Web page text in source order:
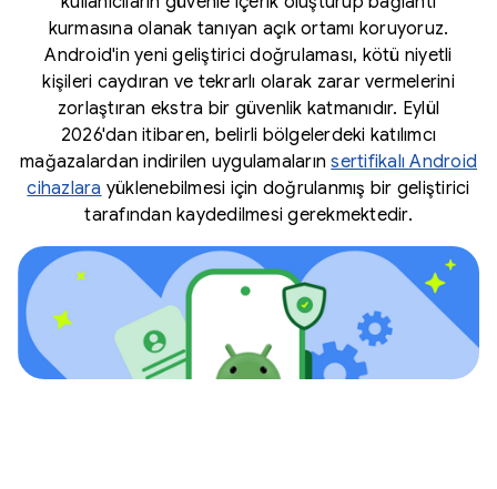
kurmasına olanak tanıyan açık ortamı koruyoruz.
Android'in yeni geliştirici doğrulaması, kötü niyetli
kişileri caydıran ve tekrarlı olarak zarar vermelerini
zorlaştıran ekstra bir güvenlik katmanıdır. Eylül
2026'dan itibaren, belirli bölgelerdeki katılımcı
mağazalardan indirilen uygulamalarınsertifikalı Android
cihazlara yüklenebilmesi için doğrulanmış bir geliştirici
tarafından kaydedilmesi gerekmektedir.